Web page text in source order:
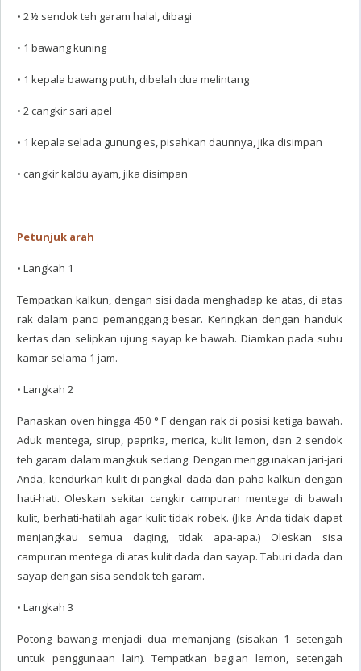
• 2 ½ sendok teh garam halal, dibagi
• 1 bawang kuning
• 1 kepala bawang putih, dibelah dua melintang
• 2 cangkir sari apel
• 1 kepala selada gunung es, pisahkan daunnya, jika disimpan
• cangkir kaldu ayam, jika disimpan
Petunjuk arah
• Langkah 1
Tempatkan kalkun, dengan sisi dada menghadap ke atas, di atas
rak dalam panci pemanggang besar. Keringkan dengan handuk
kertas dan selipkan ujung sayap ke bawah. Diamkan pada suhu
kamar selama 1 jam.
• Langkah 2
Panaskan oven hingga 450 ° F dengan rak di posisi ketiga bawah.
Aduk mentega, sirup, paprika, merica, kulit lemon, dan 2 sendok
teh garam dalam mangkuk sedang. Dengan menggunakan jari-jari
Anda, kendurkan kulit di pangkal dada dan paha kalkun dengan
hati-hati. Oleskan sekitar cangkir campuran mentega di bawah
kulit, berhati-hatilah agar kulit tidak robek. (Jika Anda tidak dapat
menjangkau semua daging, tidak apa-apa.) Oleskan sisa
campuran mentega di atas kulit dada dan sayap. Taburi dada dan
sayap dengan sisa sendok teh garam.
• Langkah 3
Potong bawang menjadi dua memanjang (sisakan 1 setengah
untuk penggunaan lain). Tempatkan bagian lemon, setengah